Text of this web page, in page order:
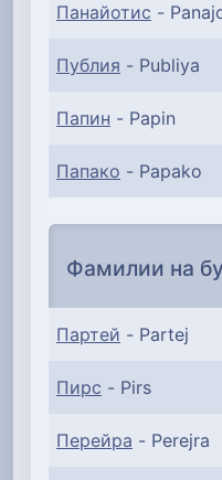
Панайотис -
Публия - Publiya
Папин - Papin
Папако - Papako
Фамилии на
Партей - Partej
Пирс - Pirs
Перейра - Perejra